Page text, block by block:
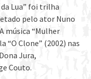
da Lua” foi trilha
pelo ator Nuno
música “Mulher
“O Clone” (2002) nas
Jura,
Couto.